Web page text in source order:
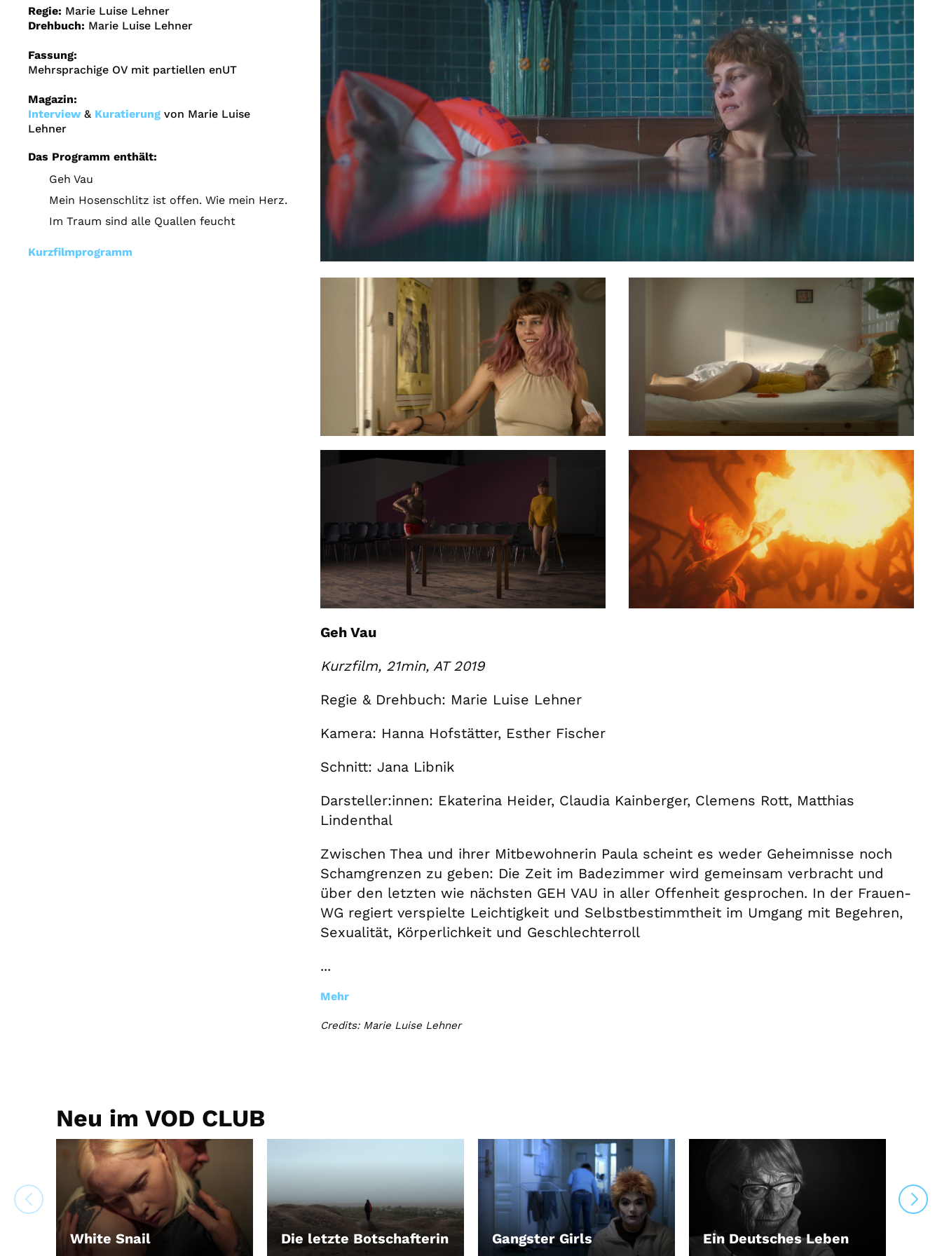
Gutscheine
& Filmpässe
Account
Suche
Regie: Marie Luise Lehner
Drehbuch: Marie Luise Lehner
Fassung:
Mehrsprachige OV mit partiellen enUT
Magazin:
Interview& Kuratierung von Marie Luise
Lehner
Das Programm enthält:
Geh Vau
Mein Hosenschlitz ist offen. Wie mein Herz.
Im Traum sind alle Quallen feucht
Kurzfilmprogramm
Geh Vau
Kurzfilm, 21min, AT 2019
Regie & Drehbuch: Marie Luise Lehner
Kamera: Hanna Hofstätter, Esther Fischer
Schnitt: Jana Libnik
Darsteller:innen: Ekaterina Heider, Claudia Kainberger, Clemens Rott, Matthias
Lindenthal
Zwischen Thea und ihrer Mitbewohnerin Paula scheint es weder Geheimnisse noch
Schamgrenzen zu geben: Die Zeit im Badezimmer wird gemeinsam verbracht und
über den letzten wie nächsten GEH VAU in aller Offenheit gesprochen. In der Frauen-
WG regiert verspielte Leichtigkeit und Selbstbestimmtheit im Umgang mit Begehren,
Sexualität, Körperlichkeit und Geschlechterroll
...
Mehr
Credits: Marie Luise Lehner
Neu im VOD CLUB
White Snail Die letzte Botschafterin
LEIHEN Gangster Girls
LEIHEN Ein Deutsches Leben
LEIHEN